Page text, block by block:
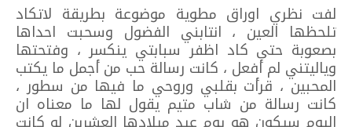
لفت نظري اوراق مطوية موضوعة بطريقة لاتكاد
تلحظها العين ، انتابني الفضول وسحبت احداها
بصعوبة حتى كاد اظفر سبابتي ينكسر ، وفتحتها
وياليتني لم أفعل ، كانت رسالة حب من أجمل ما يكتب
المحبين ، قرأت بقلبي وروحي ما فيها من سطور ،
كانت رسالة من شاب متيم يقول لها ما معناه ان